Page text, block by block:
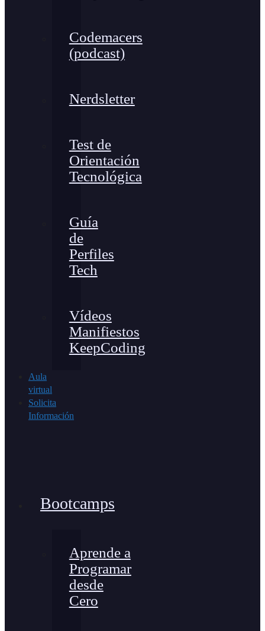
Codemacers
(podcast)
Nerdsletter
Test de
Orientación
Tecnológica
Guía
de
Perfiles
Tech
Vídeos
Manifiestos
KeepCoding
Aula
virtual
Solicita
Información
Bootcamps
Aprende a
Programar
desde
Cero